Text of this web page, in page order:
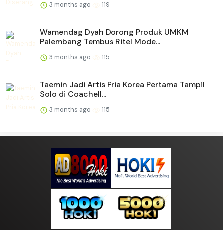
3 months ago 119
Wamendag Dyah Dorong Produk UMKM
Palembang Tembus Ritel Mode...
3 months ago 115
Taemin Jadi Artis Pria Korea Pertama Tampil
Solo di Coachell...
3 months ago 115